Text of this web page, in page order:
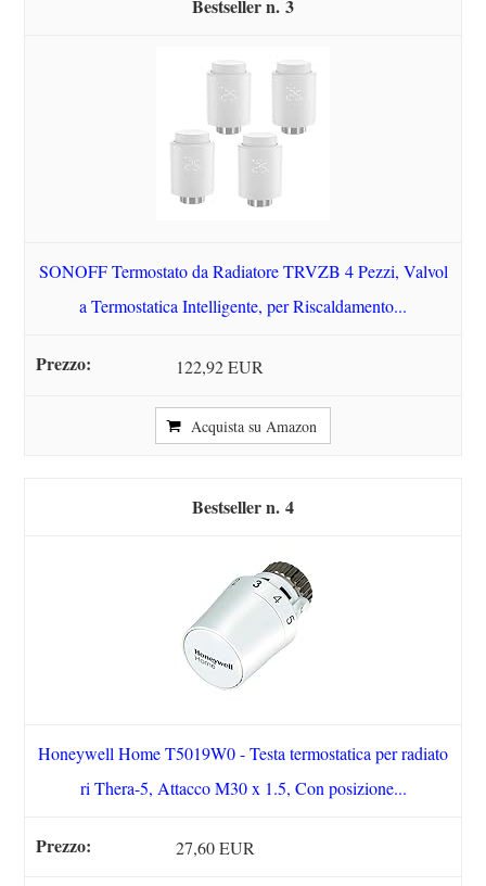
3
SONOFF Termostato da Radiatore TRVZB 4 Pezzi, Valvol
a Termostatica Intelligente, per Riscaldamento...
122,92 EUR
Acquista su Amazon
4
Honeywell Home T5019W0 - Testa termostatica per radiato
ri Thera-5, Attacco M30 x 1.5, Con posizione...
27,60 EUR